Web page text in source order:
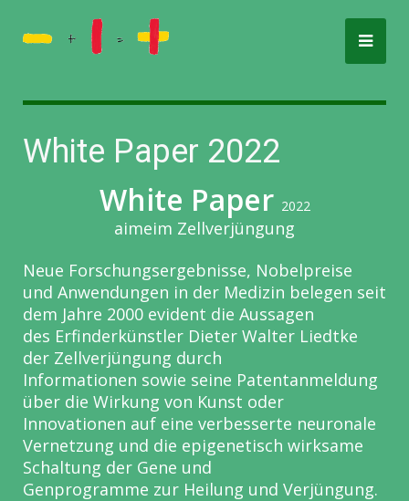
White Paper 2022
White Paper 2022
aimeim Zellverjüngung
Neue Forschungsergebnisse, Nobelpreise
und Anwendungen in der Medizin belegen seit
dem Jahre 2000 evident die Aussagen
des Erfinderkünstler Dieter Walter Liedtke
der Zellverjüngung durch
Informationen sowie seine Patentanmeldung
über die Wirkung von Kunst oder
Innovationen auf eine verbesserte neuronale
Vernetzung und die epigenetisch wirksame
Schaltung der Gene und
Genprogramme zur Heilung und Verjüngung.